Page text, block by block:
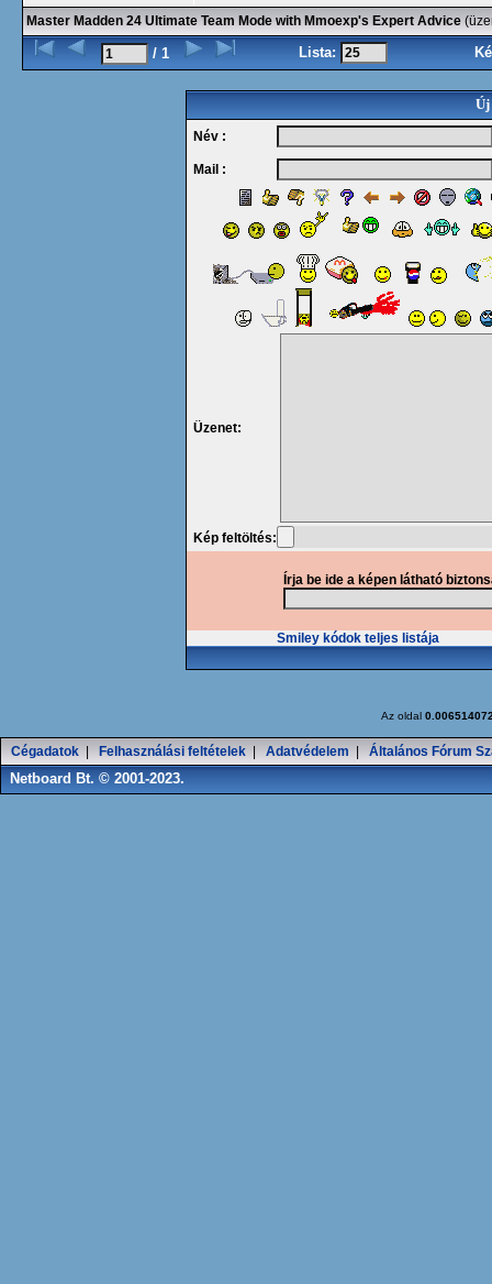
Master Madden 24 Ultimate Team Mode with Mmoexp's Expert Advice
/ 1 Lista:
Új
Név :
Mail :
Üzenet:
Kép feltöltés:
Írja be ide a képen látható
Smiley kódok teljes listája
Az oldal
Cégadatok Felhasználási feltételek Adatvédelem Általános Fórum
Netboard Bt. © 2001-2023.